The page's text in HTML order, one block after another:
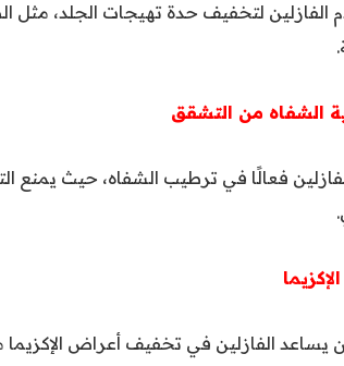
الفازلين لتخفيف حدة تهيجات الجلد،
الشفاه من التشقق
فعالًا في ترطيب الشفاه، حيث
يساعد الفازلين في تخفيف أعراض